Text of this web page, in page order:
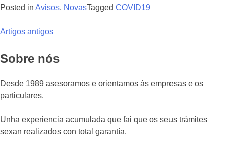
Posted in Avisos, NovasTagged COVID19
Artigos antigos
Sobre nós
Desde 1989 asesoramos e orientamos ás empresas e os
particulares.
Unha experiencia acumulada que fai que os seus trámites
sexan realizados con total garantía.